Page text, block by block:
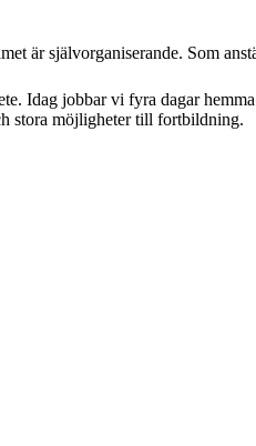
är självorganiserande. Som
Idag jobbar vi fyra dagar
stora möjligheter till fortbildning.